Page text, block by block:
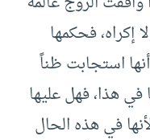
إكراه، فحكمها
استجابت ظناً
هذا، فهل عليها
في هذه الحال